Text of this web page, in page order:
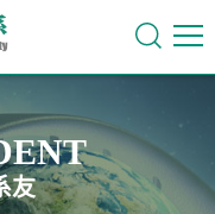
友